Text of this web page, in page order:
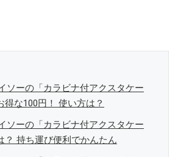
ソーの「カラビナ付アクスタケー
得な100円！ 使い方は？
ソーの「カラビナ付アクスタケー
？ 持ち運び便利でかんたん